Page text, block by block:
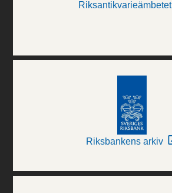
Riksantikvarieämbetet
Riksbankens arkiv